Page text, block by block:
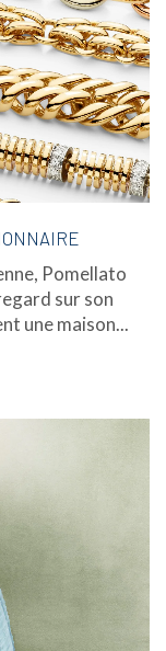
Pomellato
sur son
une maison...